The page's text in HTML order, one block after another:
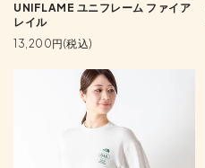
UNIFLAME ユニフレーム ファイア
レイル
13,200円(税込)